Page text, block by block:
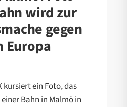
wird zur
gegen
Europa
kursiert ein Foto, das
Bahn in Malmö in